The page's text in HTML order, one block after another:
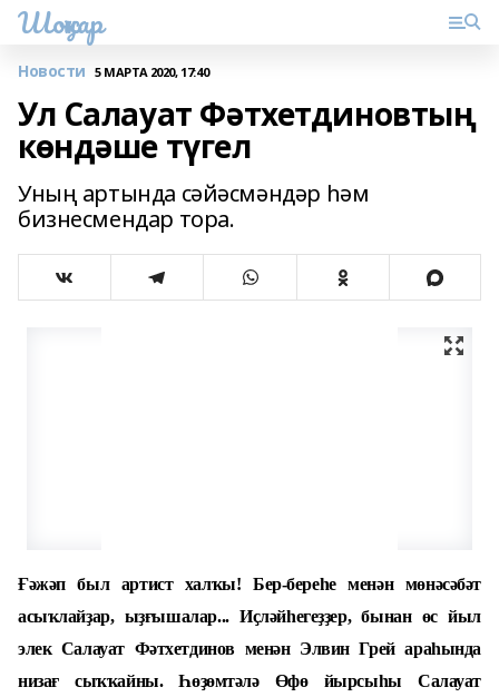
Шоңҡар
Новости 5 МАРТА 2020, 17:40
Ул Салауат Фәтхетдиновтың
көндәше түгел
Уның артында сәйәсмәндәр һәм
бизнесмендар тора.
Ғәжәп был артист халҡы! Бер-береһе менән мөнәсәбәт
асыҡлайҙар, ыҙғышалар... Иҫләйһегеҙҙер, бынан өс йыл
элек Салауат Фәтхетдинов менән Элвин Грей араһында
низағ сыҡҡайны. Һөҙөмтәлә Өфө йырсыһы Салауат